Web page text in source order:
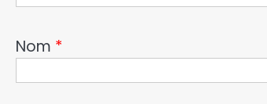
Nom *